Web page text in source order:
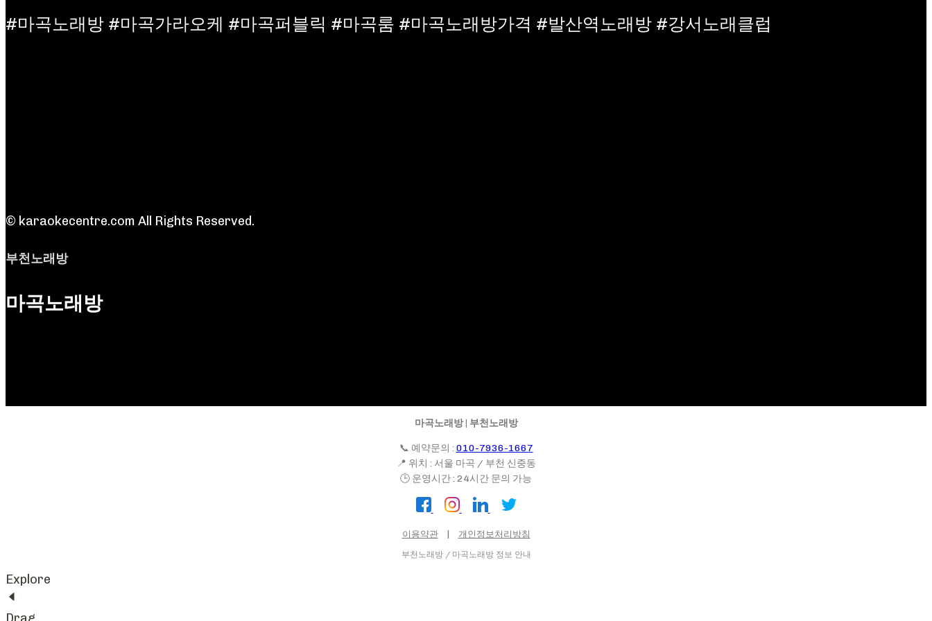
#마곡노래방 #마곡가라오케 #마곡퍼블릭 #마곡룸 #마곡노래방가격 #발산역노래방 #강서노래클럽
© karaokecentre.com All Rights Reserved.
부천노래방
마곡노래방
마곡노래방 | 부천노래방
📞 예약문의 : 010-7936-1667
📍 위치 : 서울 마곡 / 부천 신중동
🕒 운영시간 : 24시간 문의 가능
이용약관 개인정보처리방침
부천노래방 / 마곡노래방 정보 안내
Explore